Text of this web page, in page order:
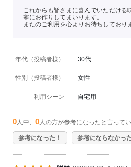
これからも皆さまに喜んでいただける
寧にお作りしてまいります。
またのご利用を心よりお待ちしており
年代（投稿者様） 30代
性別（投稿者様） 女性
利用シーン 自宅用
0 人中、 0 人の方が参考になったと言ってい
参考になった！ 参考にならなかっ